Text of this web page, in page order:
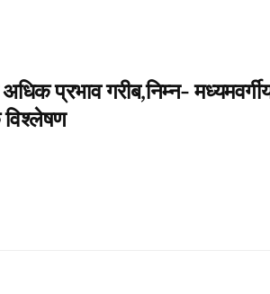
प्रभाव गरीब,निम्न-